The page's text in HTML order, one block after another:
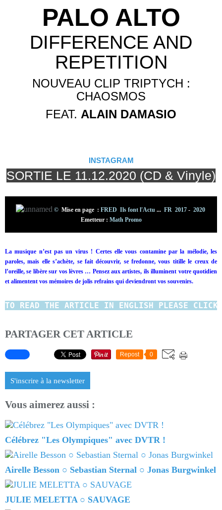
PALO ALTO
DIFFERENCE AND
REPETITION
NOUVEAU CLIP TRIPTYCH :
CHAOSMOS
FEAT. ALAIN DAMASIO
INSTAGRAM
SORTIE LE 11.12.2020 (CD & Vinyle)
© Mise en page : FRED Ils font l'Actu ... FR 2017- 2020
Emetteur : Math Promo
La musique n’est pas un virus ! Certes elle vous contamine par la mélodie, les
paroles, mais elle s’achète, se fait découvrir, se fredonne, vous titille le creux de
l’oreille, se libère sur vos lèvres … Pensez aux artistes, ils illuminent votre quotidien
et alimentent vos mémoires de jolis refrains qui deviendront vos souvenirs.
TO READ THE ARTICLE IN ENGLISH PLEASE
PARTAGER CET ARTICLE
Repost 0
S'inscrire à la newsletter
Vous aimerez aussi :
Célébrez "Les Olympiques" avec DVTR !
Airelle Besson ○ Sebastian Sternal ○ Jonas Burgwinkel
JULIE MELETTA ○ SAUVAGE